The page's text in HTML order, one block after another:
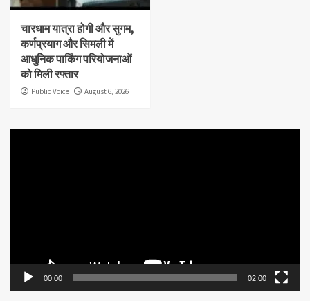
चारधाम यात्रा होगी और सुगम,
कर्णप्रयाग और सिमली में
आधुनिक पार्किंग परियोजनाओं
को मिली रफ्तार
Public Voice August 6, 2026
00:00 02:00